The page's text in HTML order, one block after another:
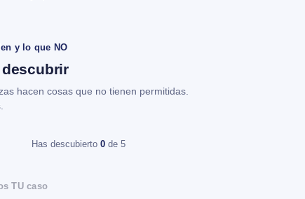
y lo que NO
descubrir
hacen cosas que no tienen permitidas.
Has descubierto 0 de 5
TU caso